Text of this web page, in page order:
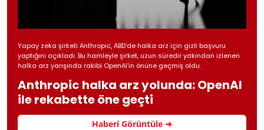
Yapay zeka şirketi Anthropic, ABD'de halka arz için gizli başvuru
yaptığını açıkladı. Bu hamleyle şirket, uzun süredir yakından izlenen
halka arz yarışında rakibi OpenAI'ın önüne geçmiş oldu.
Anthropic halka arz yolunda: OpenAI
ile rekabette öne geçti
Haberi Görüntüle ➜